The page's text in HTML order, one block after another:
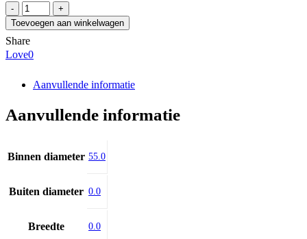
SNR
UKF212H
aantal
Toevoegen aan winkelwagen
Share
Love0
Aanvullende informatie
Aanvullende informatie
Binnen diameter 55.0
Buiten diameter 0.0
Breedte 0.0